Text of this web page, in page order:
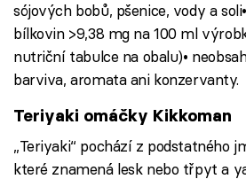
sójových bobů, pšenice, vody a
bílkovin >9,38 mg na 100 ml
nutriční tabulce na obalu)•
barviva, aromata ani konzervanty.
Teriyaki omáčky Kikkoman
„Teriyaki“ pochází z podstatného
které znamená lesk nebo třpyt a